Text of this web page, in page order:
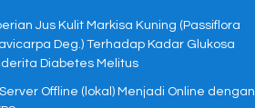
Jus Kulit Markisa Kuning (Passiflora
Deg.) Terhadap Kadar Glukosa
Diabetes Melitus
Offline (lokal) Menjadi Online dengan